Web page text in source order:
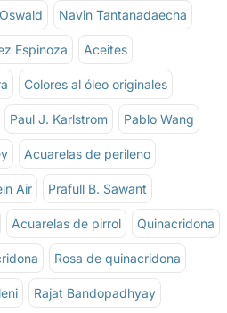
Navin Tantanadaecha
Espinoza Aceites
Colores al óleo originales
Paul J. Karlstrom Pablo Wang
Acuarelas de perileno
Air Prafull B. Sawant
Acuarelas de pirrol Quinacridona
Rosa de quinacridona
Rajat Bandopadhyay